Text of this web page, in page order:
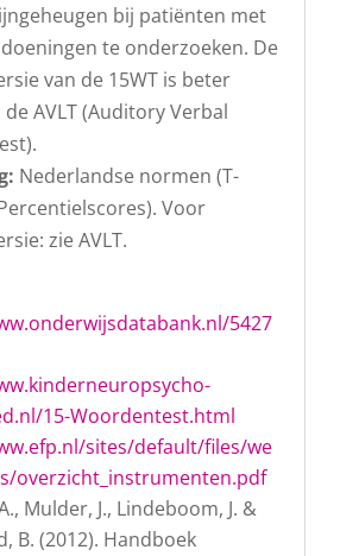
bij patiënten met
te onderzoeken. De
van de 15WT is beter
AVLT (Auditory Verbal
Nederlandse normen (T-
Voor
zie AVLT.
5427
15-Woordentest.html
sites/default/files/we
overzicht_instrumenten.pdf
Mulder, J., Lindeboom, J. &
B. (2012). Handboek